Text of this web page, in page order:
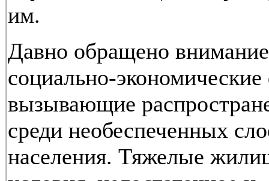
им.
Давно обращено
социально-
вызывающие
среди необеспеченных
населения. Тяжелые